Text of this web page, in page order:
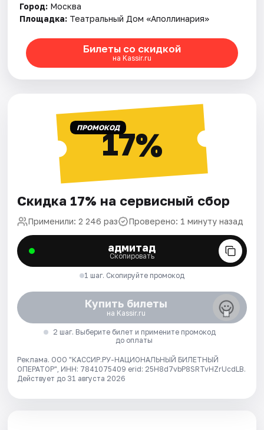
Рейтинги
Город: Москва
Площадка: Театральный Дом «Аполлинария»
Билеты со скидкой
на Kassir.ru
ПРОМОКОД17%
Скидка 17% на сервисный сбор
Применили: 2 246 раз Проверено: 1 минуту назад
адмитад
Скопировать
1 шаг. Скопируйте промокод
Купить билеты
на Kassir.ru
2 шаг. Выберите билет и примените промокод
до оплаты
Реклама. ООО "КАССИР.РУ-НАЦИОНАЛЬНЫЙ БИЛЕТНЫЙ
ОПЕРАТОР", ИНН: 7841075409 erid: 25H8d7vbP8SRTvHZrUcdLB.
Действует до 31 августа 2026